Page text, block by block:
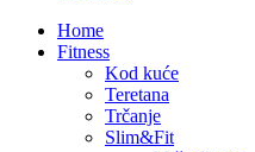
Home
Fitness
Kod kuće
Teretana
Trčanje
Slim&Fit